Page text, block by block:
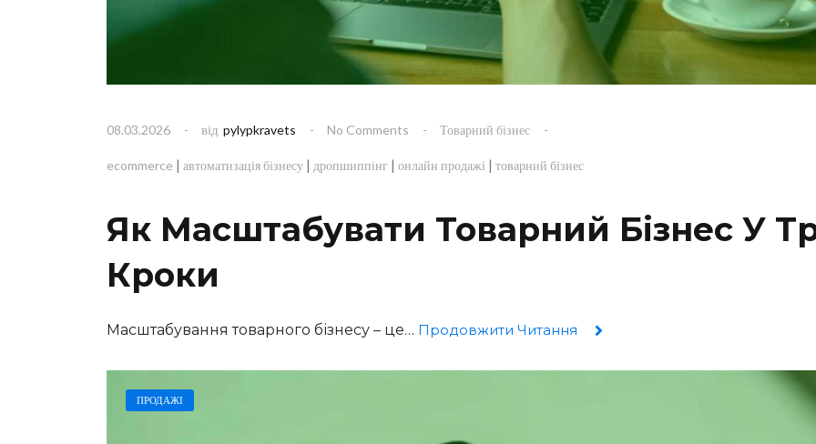
08.03.2026 від pylypkravets No Comments Товарний бізнес
ecommerce | автоматизація бізнесу | дропшиппінг | онлайн продажі | товарний бізнес
Як Масштабувати Товарний Бізнес У
Кроки
Масштабування товарного бізнесу – це… Продовжити Читання
ПРОДАЖІ